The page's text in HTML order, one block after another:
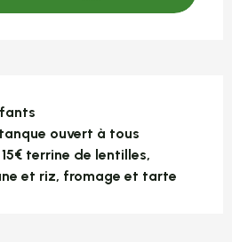
ouvert à tous
terrine de lentilles,
et riz, fromage et tarte